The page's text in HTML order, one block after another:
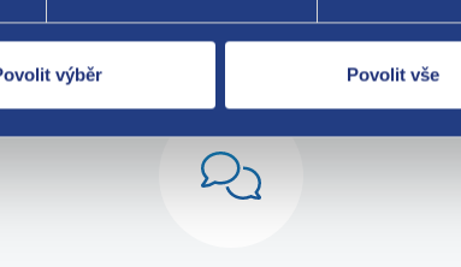
výběr Povolit vše
Za kvalitu ručíme!